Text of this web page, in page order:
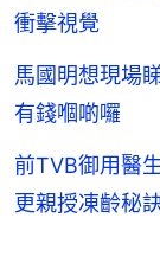
衝擊視覺
馬國明想現場
有錢嗰啲囉
前TVB御用醫
更親授凍齡秘